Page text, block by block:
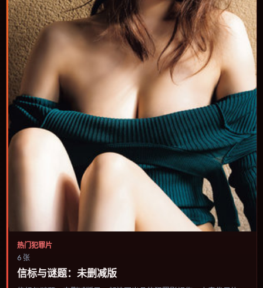
热门犯罪片
6 张
信标与谜题：未删减版